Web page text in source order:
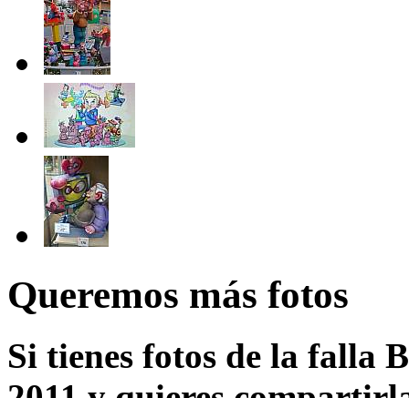
Queremos más fotos
Si tienes fotos de la falla